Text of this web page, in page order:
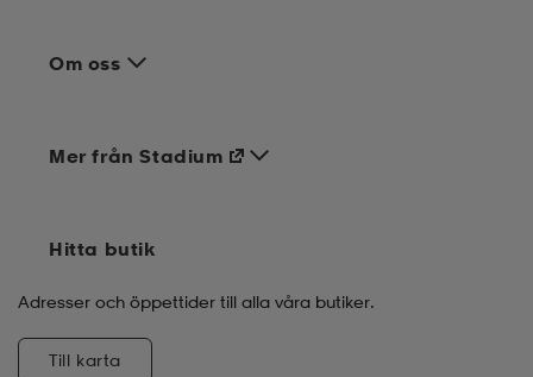
Om oss
Mer från Stadium
Hitta butik
Adresser och öppettider till alla våra butiker.
Till karta